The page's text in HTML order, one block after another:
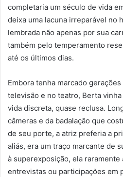
completaria um século de vida
deixa uma lacuna irreparável no
lembrada não apenas por sua
também pelo temperamento
até os últimos dias.
Embora tenha marcado
televisão e no teatro, Berta
vida discreta, quase reclusa.
câmeras e da badalação que
de seu porte, a atriz preferia a
aliás, era um traço marcante de
à superexposição, ela
entrevistas ou participações em